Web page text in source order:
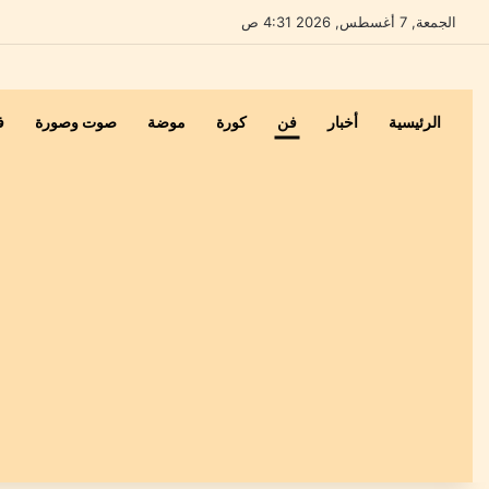
الجمعة, 7 أغسطس, 2026 4:31 ص
الرئيسية أخبار فن كورة موضة صوت وصورة